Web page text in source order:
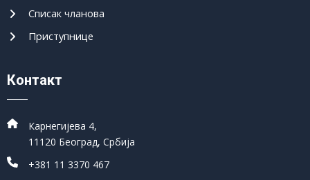
Списак чланова
Приступнице
Контакт
Карнегијева 4,
11120 Београд, Србија
+381 11 3370 467